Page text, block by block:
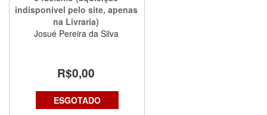
indisponível pelo site, apenas
na Livraria)
Josué Pereira da Silva
R$0,00
ESGOTADO